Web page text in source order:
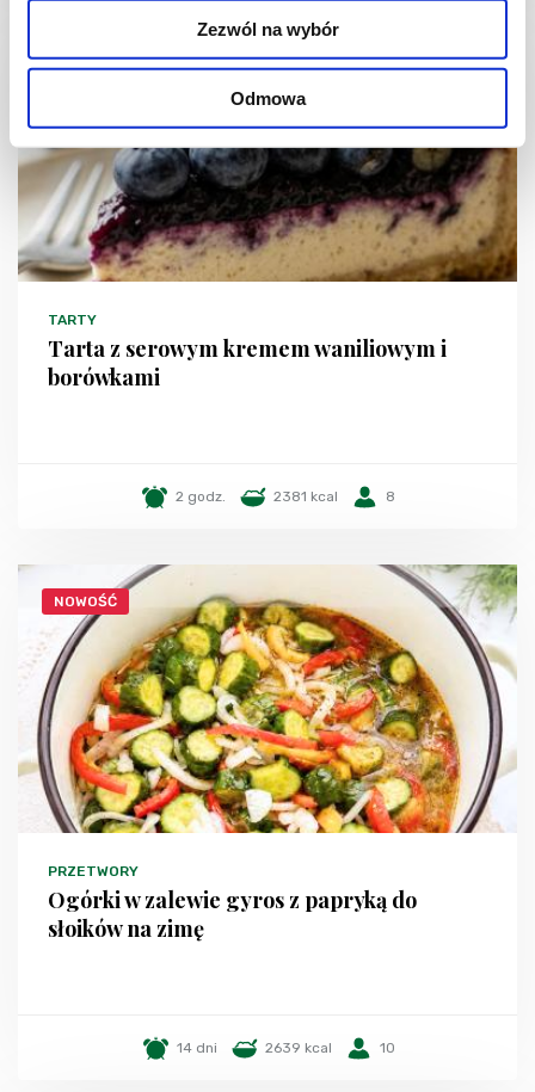
Zezwól na wybór
Odmowa
TARTY
Tarta z serowym kremem waniliowym i
borówkami
2 godz. 2381 kcal 8
NOWOŚĆ
PRZETWORY
Ogórki w zalewie gyros z papryką do
słoików na zimę
14 dni 2639 kcal 10